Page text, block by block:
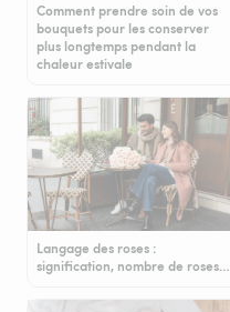
Comment prendre soin de vos
bouquets pour les conserver
plus longtemps pendant la
chaleur estivale
Langage des roses :
signification, nombre de roses…